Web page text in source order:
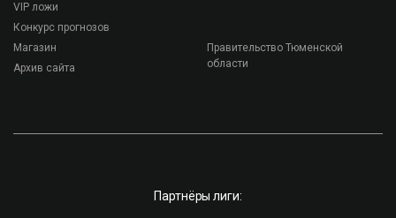
VIP ложи
Конкурс прогнозов
Магазин
Архив сайта
Правительство Тюменской
области
Партнёры лиги: